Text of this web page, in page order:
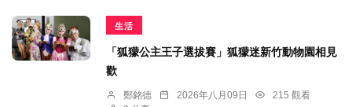
生活
「狐獴公主王子選拔賽」狐獴迷新竹動物園相見
歡
鄭銘德 2026年八月09日
215 觀看